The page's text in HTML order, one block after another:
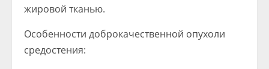
жировой тканью.
Особенности доброкачественной опухоли
средостения: